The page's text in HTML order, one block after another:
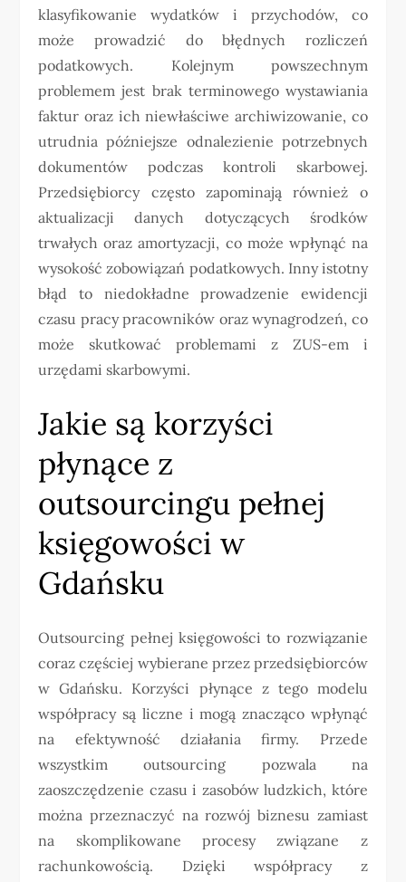
klasyfikowanie wydatków i przychodów, co
może prowadzić do błędnych rozliczeń
podatkowych. Kolejnym powszechnym
problemem jest brak terminowego wystawiania
faktur oraz ich niewłaściwe archiwizowanie, co
utrudnia późniejsze odnalezienie potrzebnych
dokumentów podczas kontroli skarbowej.
Przedsiębiorcy często zapominają również o
aktualizacji danych dotyczących środków
trwałych oraz amortyzacji, co może wpłynąć na
wysokość zobowiązań podatkowych. Inny istotny
błąd to niedokładne prowadzenie ewidencji
czasu pracy pracowników oraz wynagrodzeń, co
może skutkować problemami z ZUS-em i
urzędami skarbowymi.
Jakie są korzyści
płynące z
outsourcingu pełnej
księgowości w
Gdańsku
Outsourcing pełnej księgowości to rozwiązanie
coraz częściej wybierane przez przedsiębiorców
w Gdańsku. Korzyści płynące z tego modelu
współpracy są liczne i mogą znacząco wpłynąć
na efektywność działania firmy. Przede
wszystkim outsourcing pozwala na
zaoszczędzenie czasu i zasobów ludzkich, które
można przeznaczyć na rozwój biznesu zamiast
na skomplikowane procesy związane z
rachunkowością. Dzięki współpracy z